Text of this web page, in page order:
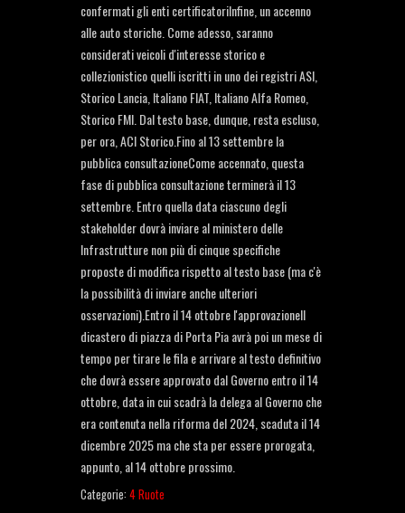
confermati gli enti certificatoriInfine, un accenno
alle auto storiche. Come adesso, saranno
considerati veicoli d'interesse storico e
collezionistico quelli iscritti in uno dei registri ASI,
Storico Lancia, Italiano FIAT, Italiano Alfa Romeo,
Storico FMI. Dal testo base, dunque, resta escluso,
per ora, ACI Storico.Fino al 13 settembre la
pubblica consultazioneCome accennato, questa
fase di pubblica consultazione terminerà il 13
settembre. Entro quella data ciascuno degli
stakeholder dovrà inviare al ministero delle
Infrastrutture non più di cinque specifiche
proposte di modifica rispetto al testo base (ma c'è
la possibilità di inviare anche ulteriori
osservazioni).Entro il 14 ottobre l'approvazioneIl
dicastero di piazza di Porta Pia avrà poi un mese di
tempo per tirare le fila e arrivare al testo definitivo
che dovrà essere approvato dal Governo entro il 14
ottobre, data in cui scadrà la delega al Governo che
era contenuta nella riforma del 2024, scaduta il 14
dicembre 2025 ma che sta per essere prorogata,
appunto, al 14 ottobre prossimo.
Categorie: 4 Ruote